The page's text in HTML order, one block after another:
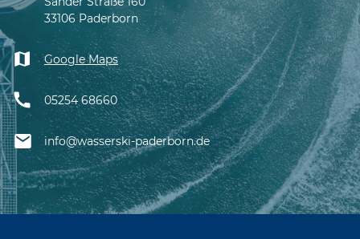
33106 Paderborn
Google Maps
05254 68660
info@wasserski-paderborn.de